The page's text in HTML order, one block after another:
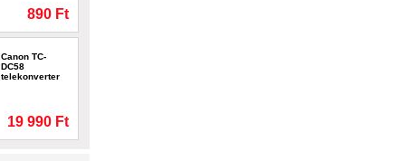
890 Ft
Canon TC-
DC58
telekonverter
19 990 Ft